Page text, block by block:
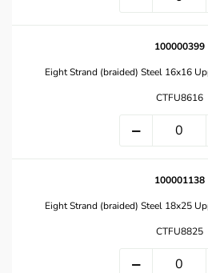
100000399
Eight Strand (braided) Steel 16x16
CTFU8616
100001138
Eight Strand (braided) Steel 18x25
CTFU8825